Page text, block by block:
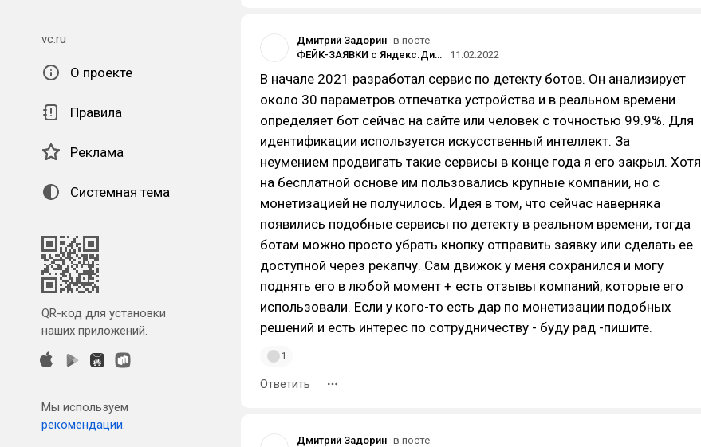
vc.ru
О проекте
Правила
Реклама
Системная тема
QR-код для установки
наших приложений.
Мы используем
рекомендации.
Дмитрий Задорин в посте
ФЕЙК-ЗАЯВКИ с Яндекс.Директ (Мастера Кампаний с оплатой за конверсии) с площадок Яндекса: способы борьбы
11.02.2022
В начале 2021 разработал сервис по детекту ботов. Он анализирует
около 30 параметров отпечатка устройства и в реальном времени
определяет бот сейчас на сайте или человек с точностью 99.9%. Для
идентификации используется искусственный интеллект. За
неумением продвигать такие сервисы в конце года я его закрыл. Хотя
на бесплатной основе им пользовались крупные компании, но с
монетизацией не получилось. Идея в том, что сейчас наверняка
появились подобные сервисы по детекту в реальном времени, тогда
ботам можно просто убрать кнопку отправить заявку или сделать ее
доступной через рекапчу. Сам движок у меня сохранился и могу
поднять его в любой момент + есть отзывы компаний, которые его
использовали. Если у кого-то есть дар по монетизации подобных
решений и есть интерес по сотрудничеству - буду рад -пишите.
1
Ответить
Дмитрий Задорин в посте